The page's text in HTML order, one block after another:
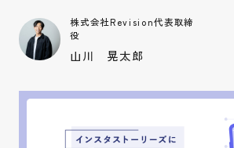
コラム Column
お知らせ News
株式会社Revision代表取締
役
山川 晃太郎